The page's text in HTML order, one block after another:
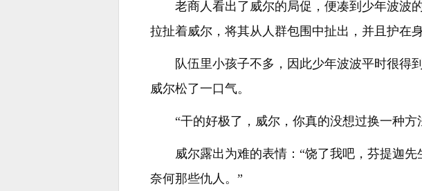
老商人看出了威尔的局促，便凑到少年波波
拉扯着威尔，将其从人群包围中扯出，并且护在身
队伍里小孩子不多，因此少年波波平时很得
威尔松了一口气。
“干的好极了，威尔，你真的没想过换一种方
威尔露出为难的表情：“饶了我吧，芬提迦
奈何那些仇人。”